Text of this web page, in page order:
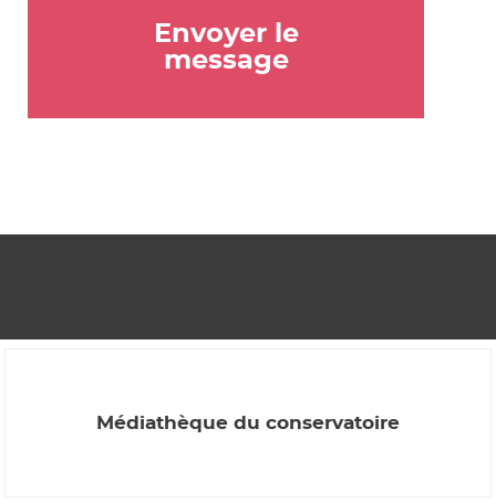
Envoyer le
message
Médiathèque du conservatoire